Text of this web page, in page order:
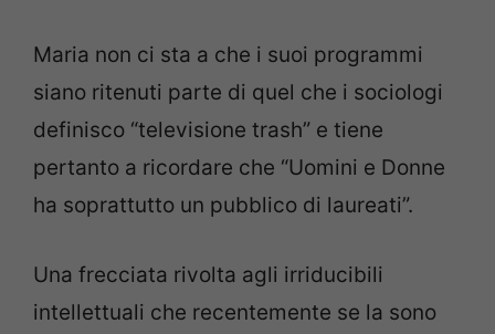
Maria non ci sta a che i suoi programmi
siano ritenuti parte di quel che i sociologi
definisco “televisione trash” e tiene
pertanto a ricordare che “Uomini e Donne
ha soprattutto un pubblico di laureati”.
Una frecciata rivolta agli irriducibili
intellettuali che recentemente se la sono